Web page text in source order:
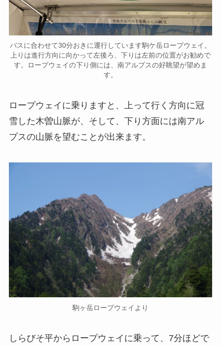
バスに合わせて30分おきに運行しています駒ケ岳ロープウェイ。
上りは進行方向に向かって左後ろ、下りは左前の位置がお勧めで
す。ロープウェイの下り側には、南アルプスの好眺望が望めま
す。
ロープウェイに乗りますと、上って行く方向に冠
雪した木曽山脈が、そして、下り方面には南アル
プスの山脈を望むことが出来ます。
駒ヶ岳ロープウェイより
しらびそ平からロープウェイに乗って、7分ほどで